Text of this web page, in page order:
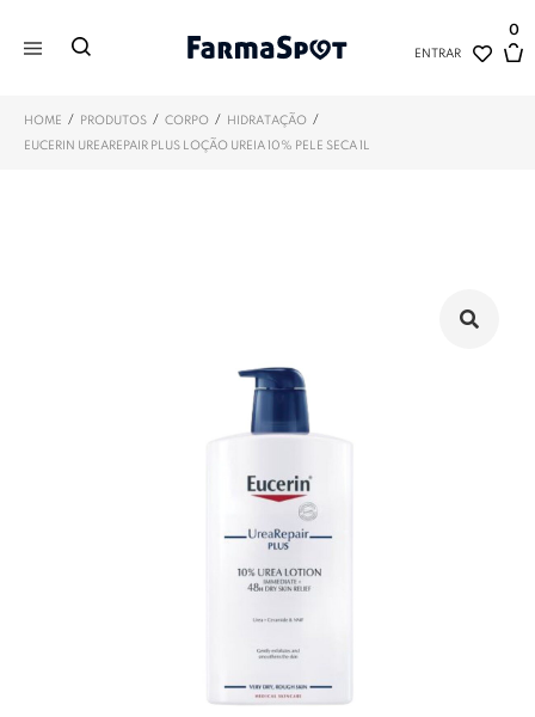
ENTRAR
0
HOME / PRODUTOS / CORPO / HIDRATAÇÃO /
EUCERIN UREAREPAIR PLUS LOÇÃO UREIA 10% PELE SECA 1L